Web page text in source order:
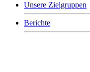
Unsere Zielgruppen
Berichte